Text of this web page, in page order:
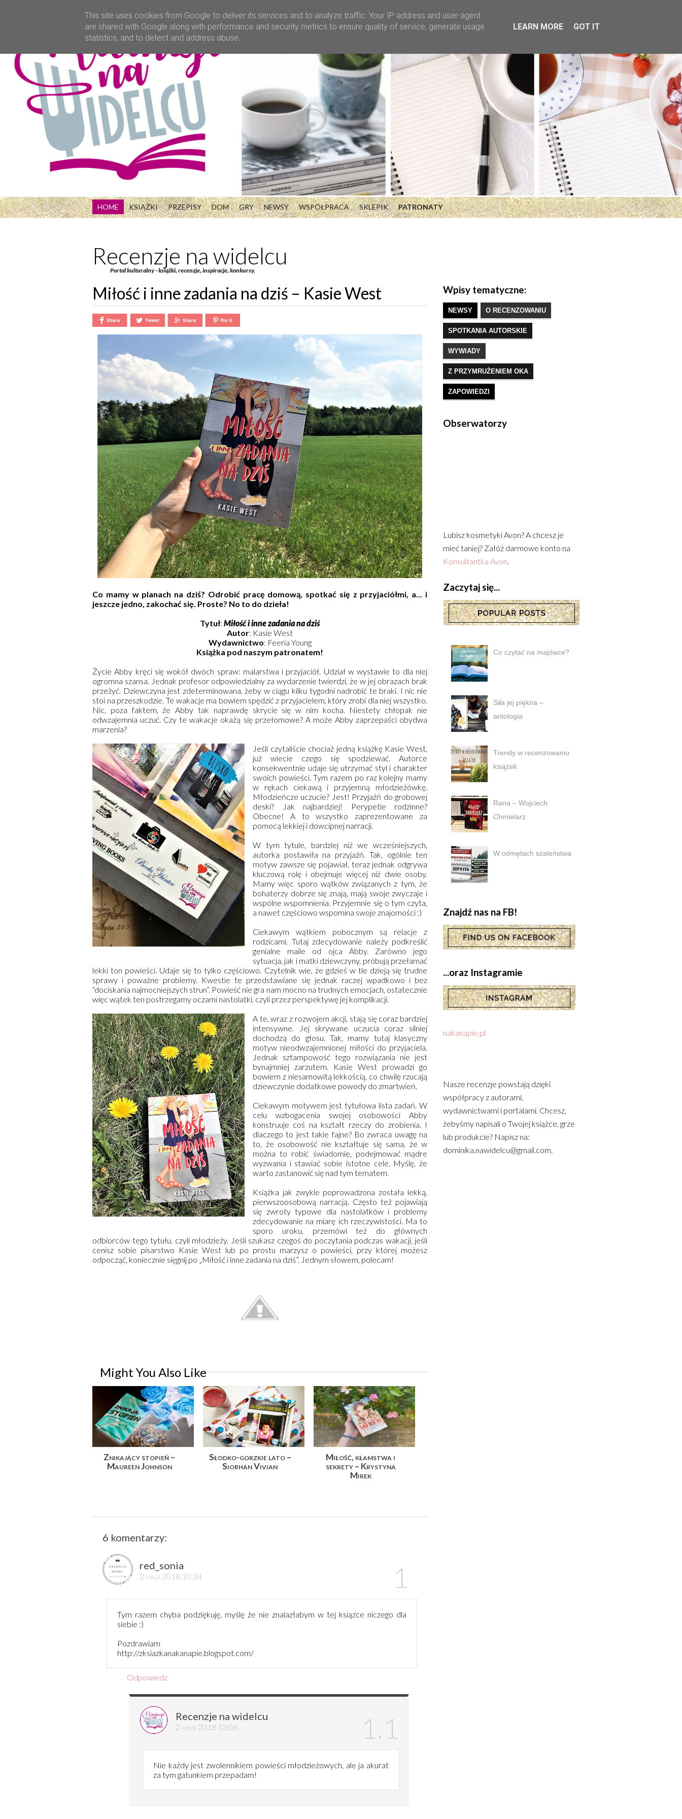
HOME KSIĄŻKI PRZEPISY DOM GRY NEWSY WSPÓŁPRACA SKLEPIK PATRONATY
Recenzje na widelcu
Portal kulturalny - książki, recenzje, inspiracje, konkursy.
Miłość i inne zadania na dziś – Kasie West
Co mamy w planach na dziś? Odrobić pracę domową, spotkać się z przyjaciółmi, a... i
jeszcze jedno, zakochać się. Proste? No to do dzieła!
Tytuł: Miłość i inne zadania na dziś
Autor: Kasie West
Wydawnictwo: Feeria Young
Książka pod naszym patronatem!
Życie Abby kręci się wokół dwóch spraw: malarstwa i przyjaciół. Udział w wystawie to dla niej
ogromna szansa. Jednak profesor odpowiedzialny za wydarzenie twierdzi, że w jej obrazach brak
przeżyć. Dziewczyna jest zdeterminowana, żeby w ciągu kilku tygodni nadrobić te braki. I nic nie
stoi na przeszkodzie. Te wakacje ma bowiem spędzić z przyjacielem, który zrobi dla niej wszystko.
Nic, poza faktem, że Abby tak naprawdę skrycie się w nim kocha. Niestety chłopak nie
odwzajemnia uczuć. Czy te wakacje okażą się przełomowe? A może Abby zaprzepaści obydwa
marzenia?
Jeśli czytaliście chociaż jedną książkę Kasie West,
już wiecie czego się spodziewać. Autorce
konsekwentnie udaje się utrzymać styl i charakter
swoich powieści. Tym razem po raz kolejny mamy
w rękach ciekawą i przyjemną młodzieżówkę.
Młodzieńcze uczucie? Jest! Przyjaźń do grobowej
deski? Jak najbardziej! Perypetie rodzinne?
Obecne! A to wszystko zaprezentowane za
pomocą lekkiej i dowcipnej narracji.
W tym tytule, bardziej niż we wcześniejszych,
autorka postawiła na przyjaźń. Tak, ogólnie ten
motyw zawsze się pojawiał, teraz jednak odgrywa
kluczową rolę i obejmuje więcej niż dwie osoby.
Mamy więc sporo wątków związanych z tym, że
bohaterzy dobrze się znają, mają swoje zwyczaje i
wspólne wspomnienia. Przyjemnie się o tym czyta,
a nawet częściowo wspomina swoje znajomości :)
Ciekawym wątkiem pobocznym są relacje z
rodzicami. Tutaj zdecydowanie należy podkreślić
genialne maile od ojca Abby. Zarówno jego
sytuacja, jak i matki dziewczyny, próbują przełamać
lekki ton powieści. Udaje się to tylko częściowo. Czytelnik wie, że gdzieś w tle dzieją się trudne
sprawy i poważne problemy. Kwestie te przedstawiane się jednak raczej wpadkowo i bez
“dociskania najmocniejszych strun”. Powieść nie gra nam mocno na trudnych emocjach, ostatecznie
więc wątek ten postrzegamy oczami nastolatki, czyli przez perspektywę jej komplikacji.
A te, wraz z rozwojem akcji, stają się coraz bardziej
intensywne. Jej skrywane uczucia coraz silniej
dochodzą do głosu. Tak, mamy tutaj klasyczny
motyw nieodwzajemnionej miłości do przyjaciela.
Jednak sztampowość tego rozwiązania nie jest
bynajmniej zarzutem. Kasie West prowadzi go
bowiem z niesamowitą lekkością, co chwilę rzucają
dziewczynie dodatkowe powody do zmartwień.
Ciekawym motywem jest tytułowa lista zadań. W
celu wzbogacenia swojej osobowości Abby
konstruuje coś na kształt rzeczy do zrobienia. I
dlaczego to jest takie fajne? Bo zwraca uwagę na
to, że osobowość nie kształtuje się sama, że w
można to robić świadomie, podejmować mądre
wyzwania i stawiać sobie istotne cele. Myślę, że
warto zastanowić się nad tym tematem.
Książka jak zwykle poprowadzona została lekką,
pierwszoosobową narracją. Często też pojawiają
się zwroty typowe dla nastolatków i problemy
zdecydowanie na miarę ich rzeczywistości. Ma to
sporo uroku, przemówi też do głównych
odbiorców tego tytułu, czyli młodzieży. Jeśli szukasz czegoś do poczytania podczas wakacji, jeśli
cenisz sobie pisarstwo Kasie West lub po prostu marzysz o powieści, przy której możesz
odpocząć, koniecznie sięgnij po „Miłość i inne zadania na dziś”. Jednym słowem, polecam!
Might You Also Like
Znikający stopień –
Maureen Johnson
Słodko-gorzkie lato –
Siobhan Vivian
Miłość, kłamstwa i
sekrety – Krystyna
Mirek
6 komentarzy:
red_sonia
2 maja 2018 10:34
Tym razem chyba podziękuję, myślę że nie znalazłabym w tej ksiązce niczego dla
siebie :)
Pozdrawiam
http://zksiazkanakanapie.blogspot.com/
Odpowiedz
Recenzje na widelcu
2 maja 2018 13:06
Nie każdy jest zwolennikiem powieści młodzieżowych, ale ja akurat
za tym gatunkiem przepadam!
Wpisy tematyczne:
NEWSY O RECENZOWANIU
SPOTKANIA AUTORSKIE
WYWIADY
Z PRZYMRUŻENIEM OKA
ZAPOWIEDZI
Obserwatorzy
Lubisz kosmetyki Avon? A chcesz je
mieć taniej? Załóż darmowe konto na
Konsultantka Avon.
Zaczytaj się...
Co czytać na majówce?
Siła jej piękna –
antologia
Trendy w recenzowaniu
książek
Rana – Wojciech
Chmielarz
W odmętach szaleństwa
Znajdź nas na FB!
...oraz Instagramie
nakanapie.pl
Nasze recenzje powstają dzięki
współpracy z autorami,
wydawnictwami i portalami. Chcesz,
żebyśmy napisali o Twojej książce, grze
lub produkcie? Napisz na:
dominika.nawidelcu@gmail.com.
This site uses cookies from Google to deliver its services and to analyze traffic. Your IP address and user-agent
are shared with Google along with performance and security metrics to ensure quality of service, generate usage
statistics, and to detect and address abuse.
LEARN MORE GOT IT